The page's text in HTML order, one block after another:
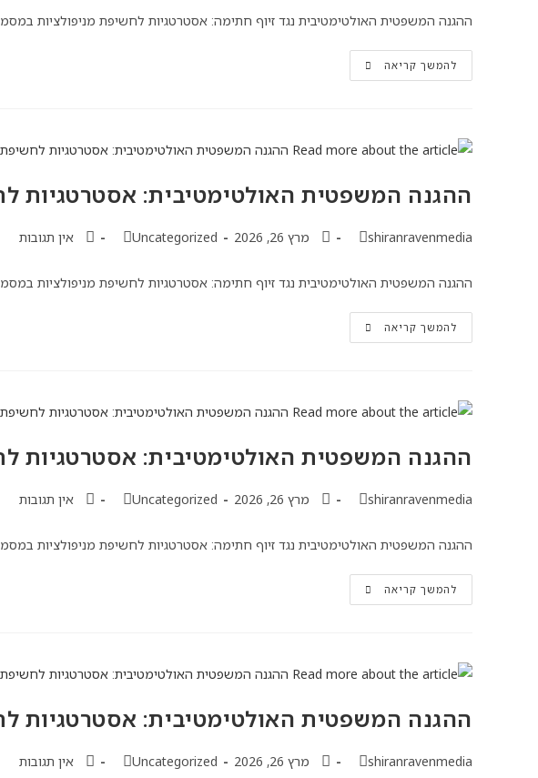
ההגנה המשפטית האולטימטיבית נגד זיוף חתימה: אסטרטגיות לחשיפת מניפולציות
להמשך קריאה
ההגנה המשפטית האולטימטיבית: אסטרטגיות
shiranravenmedia מרץ 26, 2026 Uncategorized אין תגובות
ההגנה המשפטית האולטימטיבית נגד זיוף חתימה: אסטרטגיות לחשיפת מניפולציות
להמשך קריאה
ההגנה המשפטית האולטימטיבית: אסטרטגיות
shiranravenmedia מרץ 26, 2026 Uncategorized אין תגובות
ההגנה המשפטית האולטימטיבית נגד זיוף חתימה: אסטרטגיות לחשיפת מניפולציות
להמשך קריאה
ההגנה המשפטית האולטימטיבית: אסטרטגיות
shiranravenmedia מרץ 26, 2026 Uncategorized אין תגובות